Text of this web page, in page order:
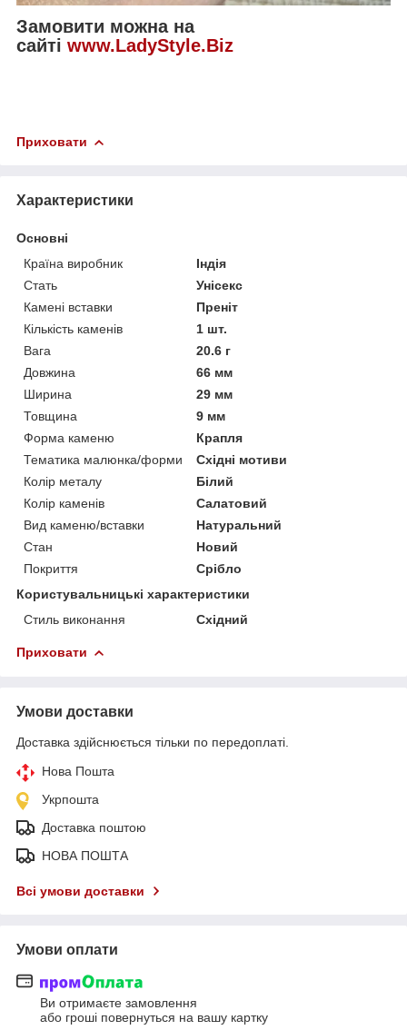
Замовити можна на
сайті www.LadyStyle.Biz
Приховати
Характеристики
Основні
Країна виробник
Індія
Стать
Унісекс
Камені вставки
Преніт
Кількість каменів
1 шт.
Вага
20.6 г
Довжина
66 мм
Ширина
29 мм
Товщина
9 мм
Форма каменю
Крапля
Тематика малюнка/форми
Східні мотиви
Колір металу
Білий
Колір каменів
Салатовий
Вид каменю/вставки
Натуральний
Стан
Новий
Покриття
Срібло
Користувальницькі характеристики
Стиль виконання
Східний
Приховати
Умови доставки
Доставка здійснюється тільки по передоплаті.
Нова Пошта
Укрпошта
Доставка поштою
НОВА ПОШТА
Всі умови доставки
Умови оплати
Ви отримаєте замовлення
або гроші повернуться на вашу картку